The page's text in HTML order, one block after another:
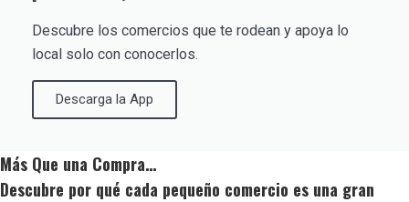
Descubre los comercios que te rodean y apoya lo
local solo con conocerlos.
Descarga la App
Más Que una Compra…
Descubre por qué cada pequeño comercio es una gran